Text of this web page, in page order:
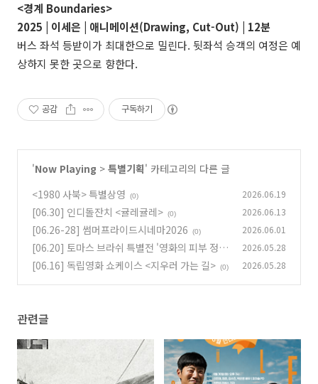
<경계 Boundaries>
2025 | 이세은 | 애니메이션(Drawing, Cut-Out) | 12분
버스 좌석 등받이가 최대한으로 밀린다. 뒷좌석 승객의 여정은 예
상하지 못한 곳으로 향한다.
공감 구독하기
'Now Playing > 특별기획' 카테고리의 다른 글
<1980 사북> 특별상영
(0) 2026.06.19
[06.30] 인디돌잔치 <귤레귤레> (0) 2026.06.13
[06.26-28] 썸머프라이드시네마2026 (0) 2026.06.01
[06.20] 토마스 브라쉬 특별전 '영화의 피부 정치
의 속살' | 김태용X라삐율
(0)
2026.05.28
[06.16] 독립영화 쇼케이스 <지우러 가는 길> (0) 2026.05.28
관련글